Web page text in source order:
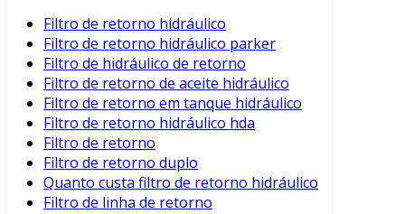
Filtro de retorno hidráulico
Filtro de retorno hidráulico parker
Filtro de hidráulico de retorno
Filtro de retorno de aceite hidráulico
Filtro de retorno em tanque hidráulico
Filtro de retorno hidráulico hda
Filtro de retorno
Filtro de retorno duplo
Quanto custa filtro de retorno hidráulico
Filtro de linha de retorno